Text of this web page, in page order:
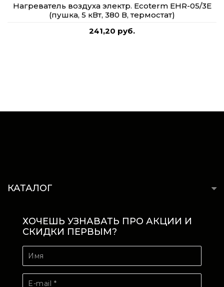
Нагреватель воздуха электр. Ecoterm EHR-05/3E
(пушка, 5 кВт, 380 В, термостат)
241,20 руб.
КАТАЛОГ
ХОЧЕШЬ УЗНАВАТЬ ПРО АКЦИИ И
СКИДКИ ПЕРВЫМ?